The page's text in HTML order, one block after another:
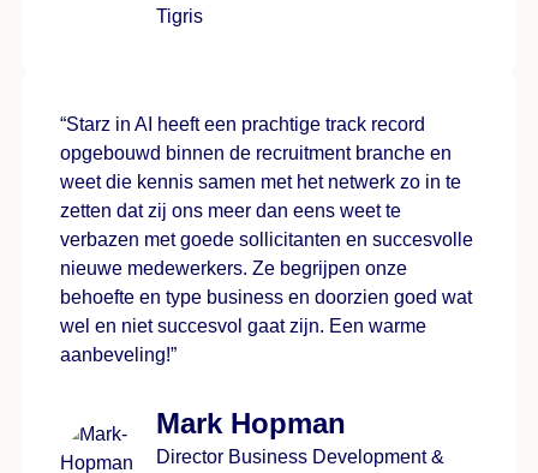
Tigris
“Starz in AI heeft een prachtige track record
opgebouwd binnen de recruitment branche en
weet die kennis samen met het netwerk zo in te
zetten dat zij ons meer dan eens weet te
verbazen met goede sollicitanten en succesvolle
nieuwe medewerkers. Ze begrijpen onze
behoefte en type business en doorzien goed wat
wel en niet succesvol gaat zijn. Een warme
aanbeveling!”
Mark Hopman
Director Business Development &